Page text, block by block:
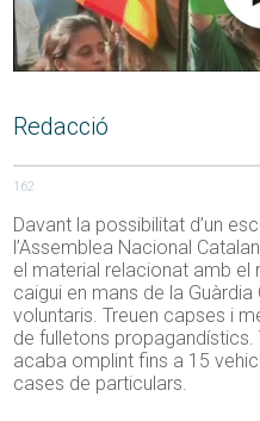
Redacció
162
Davant la possibilitat d’un
l’Assemblea Nacional
el material relacionat amb el
caigui en mans de la Guàrdia
voluntaris. Treuen capses i
de fulletons
acaba omplint fins a 15
cases de particulars.